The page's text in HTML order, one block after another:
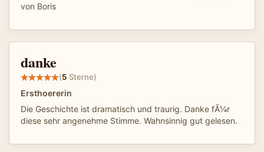
von Boris
danke
(5 Sterne)
Ersthoererin
Die Geschichte ist dramatisch und traurig. Danke fÃ¼r
diese sehr angenehme Stimme. Wahnsinnig gut gelesen.